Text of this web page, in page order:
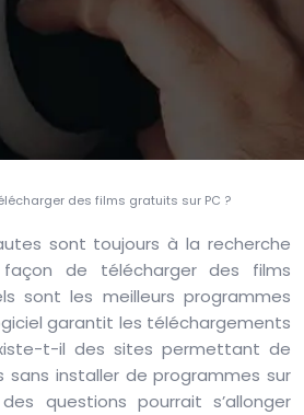
des films gratuits sur PC ?
sont toujours à la recherche
de télécharger des films
sont les meilleurs programmes
garantit les téléchargements
t-il des sites permettant de
sans installer de programmes sur
questions pourrait s’allonger